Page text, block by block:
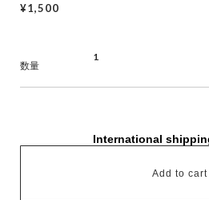
¥1,500
数量
International
Add to cart